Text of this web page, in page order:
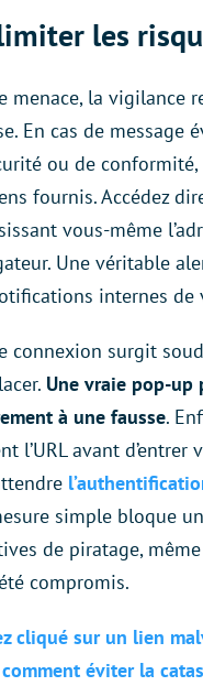
les
menace, la vigilance
En cas de message
ou de conformité,
fournis. Accédez
vous-même
Une véritable
internes de
connexion surgit
Une vraie pop-
à une fausse.
l’URL avant d’entrer
simple bloque
de piratage,
compromis.
cliqué sur un lien
éviter la